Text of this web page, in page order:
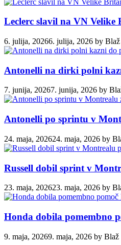
Leclerc slavil na VN
6. julija, 20266. julija, 2026 by
Antonelli na dirki polni
7. junija, 20267. junija, 2026 by
Antonelli po sprintu v
24. maja, 202624. maja, 2026 by
Russell dobil sprint v
23. maja, 202623. maja, 2026 by
Honda dobila pomembno
9. maja, 20269. maja, 2026 by Blaž